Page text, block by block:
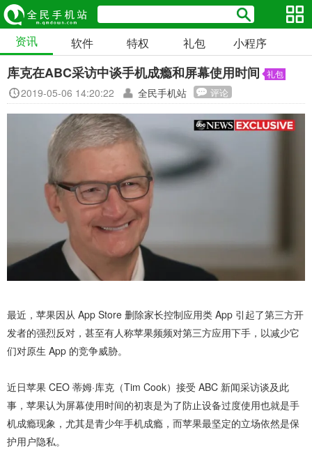
资讯 软件 特权 礼包 小程序
库克在ABC采访中谈手机成瘾和屏幕使用时间 礼包
2019-05-06 14:20:22 全民手机站 评论
最近，苹果因从 App Store 删除家长控制应用类 App 引起了第三方开
发者的强烈反对，甚至有人称苹果频频对第三方应用下手，以减少它
们对原生 App 的竞争威胁。
近日苹果 CEO 蒂姆·库克（Tim Cook）接受 ABC 新闻采访谈及此
事，苹果认为屏幕使用时间的初衷是为了防止设备过度使用也就是手
机成瘾现象，尤其是青少年手机成瘾，而苹果最坚定的立场依然是保
护用户隐私。